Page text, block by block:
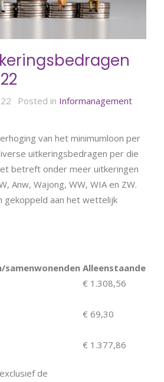
Posted in Informanagement
van het minimumloon per
uitkeringsbedragen per die
betreft onder meer uitkeringen
Anw, Wajong, WW, WIA en ZW.
gekoppeld aan het wettelijk
samenwonenden Alleenstaanden
€ 1.308,56
€ 69,30
€ 1.377,86
de